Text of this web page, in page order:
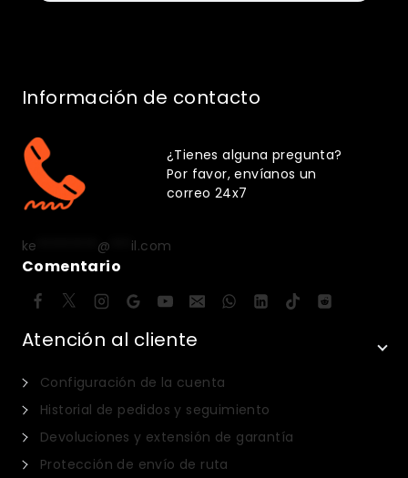
Información de contacto
¿Tienes alguna pregunta?
Por favor, envíanos un
correo 24x7
ke @ il.com
Comentario
Atención al cliente
Configuración de la cuenta
Historial de pedidos y seguimiento
Devoluciones y extensión de garantía
Protección de envío de ruta